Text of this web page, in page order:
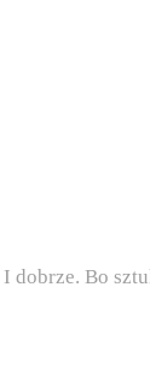
I dobrze. Bo